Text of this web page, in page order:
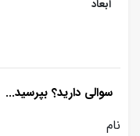
ابعاد
سوالی دارید؟ بپرسید...
نام